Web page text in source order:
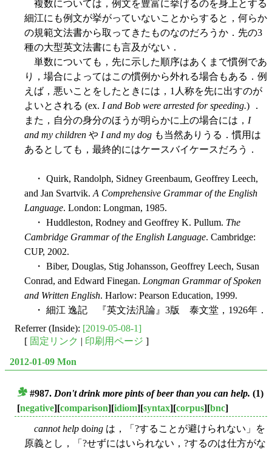
複数については，例文を豊富に挙げるのを身上とする
細江にも例文が挙がっていないことからすると，何らか
の規範文法書から取ってきたものなのだろうか．先の3
種の大型英文法書にも言及がない．
単数についても，先に示した順序はあくまで慣例であ
り，場合によってはこの慣例から外れる場合もある．例
えば，悪いことをしたときには，1人称を先に出すのが
よいとされる (ex. I and Bob were arrested for speeding.) ．
また，自分の身分のほうが明らかに上の場合には， I
and my children や I and my dog も当然ありうる．慣用は
あるとしても，最終的にはケースバイケースだろう．
・ Quirk, Randolph, Sidney Greenbaum, Geoffrey Leech,
and Jan Svartvik. A Comprehensive Grammar of the English
Language. London: Longman, 1985.
・ Huddleston, Rodney and Geoffrey K. Pullum. The
Cambridge Grammar of the English Language. Cambridge:
CUP, 2002.
・ Biber, Douglas, Stig Johansson, Geoffrey Leech, Susan
Conrad, and Edward Finegan. Longman Grammar of Spoken
and Written English. Harlow: Pearson Education, 1999.
・ 細江 逸記 『英文法汎論』3版 泰文堂，1926年．
Referrer (Inside): [2019-05-08-1]
[ 固定リンク | 印刷用ページ ]
2012-01-09 Mon
#987. Don't drink more pints of beer than you can help. (1)
[negative][comparison][idiom][syntax][corpus][bnc]
cannot help doing は，「?することが避けられない」を
原義とし，「?せずにはいられない，?するのは仕方がな